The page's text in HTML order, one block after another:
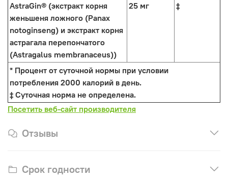
AstraGin® (экстракт корня
женьшеня ложного (Panax
notoginseng) и экстракт корня
астрагала перепончатого
(Astragalus membranaceus))
25 мг ‡
* Процент от суточной нормы при условии
потребления 2000 калорий в день.
‡ Суточная норма не определена.
Посетить веб-сайт производителя
Отзывы
Срок годности